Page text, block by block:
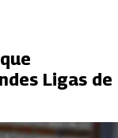
Ligas de